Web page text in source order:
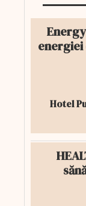
energiei
Hotel